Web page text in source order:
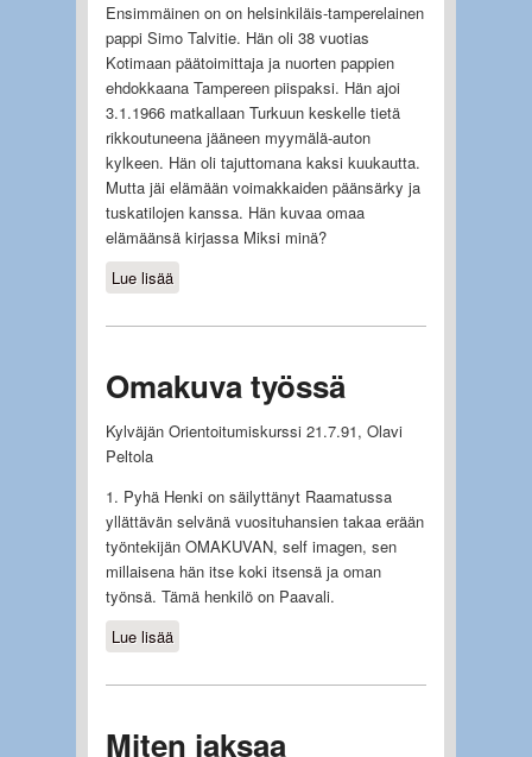
Ensimmäinen on on helsinkiläis-tamperelainen
pappi Simo Talvitie. Hän oli 38 vuotias
Kotimaan päätoimittaja ja nuorten pappien
ehdokkaana Tampereen piispaksi. Hän ajoi
3.1.1966 matkallaan Turkuun keskelle tietä
rikkoutuneena jääneen myymälä-auton
kylkeen. Hän oli tajuttomana kaksi kuukautta.
Mutta jäi elämään voimakkaiden päänsärky ja
tuskatilojen kanssa. Hän kuvaa omaa
elämäänsä kirjassa Miksi minä?
Lue lisääabout Onnettomuuksia
Omakuva työssä
Kylväjän Orientoitumiskurssi 21.7.91, Olavi
Peltola
1. Pyhä Henki on säilyttänyt Raamatussa
yllättävän selvänä vuosituhansien takaa erään
työntekijän OMAKUVAN, self imagen, sen
millaisena hän itse koki itsensä ja oman
työnsä. Tämä henkilö on Paavali.
Lue lisääabout Omakuva työssä
Miten jaksaa